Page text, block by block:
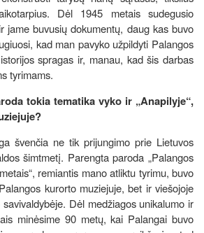
Dėl 1945 metais sudegusio
jame buvusių dokumentų, daug kas buvo
kad man pavyko užpildyti Palangos
spragas ir, manau, kad šis darbas
tyrimams.
tokia tematika vyko ir „Anapilyje“,
švenčia ne tik prijungimo prie Lietuvos
šimtmetį. Parengta paroda „Palangos
remiantis mano atliktu tyrimu, buvo
kurorto muziejuje, bet ir viešojoje
Dėl medžiagos unikalumo ir
minėsime 90 metų, kai Palangai buvo